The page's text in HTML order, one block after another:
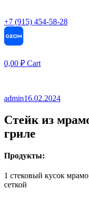
+7 (915) 454-58-28
0,00 ₽ Cart
admin16.02.2024
Стейк из
гриле
Продукты:
1 стековый кусок
сеткой